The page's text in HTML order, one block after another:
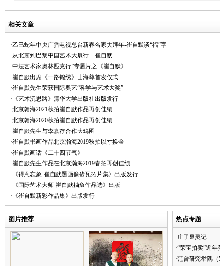
相关文章
·乙巳蛇年中央广播电视总台新春名家大拜年-崔自默谈“福”字
·从北京到巴黎中国艺术大展行—崔自默
·中法艺术家奥林匹克行”专题片之《崔自默》
·崔自默出席《一路锦绣》山海尊首发仪式
·崔自默先生荣获国际奥艺“科学与艺术大奖”
·《艺术沉思路》清华大学出版社出版发行
·北京翰海2021秋拍崔自默作品再创佳绩
·北京翰海2020秋拍崔自默作品再创佳绩
·崔自默先生与李嘉存合作大鸡图
·崔自默书画作品北京瀚海2019秋拍以寸换金
·崔自默画话《二十四节气》
·崔自默先生作品在北京瀚海2019春拍再创佳绩
·《得意忘象·崔自默题画像砖瓦拓片集》出版发行
·《国际艺术大师·崔自默抽象作品选》出版
·《崔自默新彩作品集》出版发行
图片推荐 热点专题
·庄子显灵记
·“荣宝拍卖”近
·范曾研究举隅（